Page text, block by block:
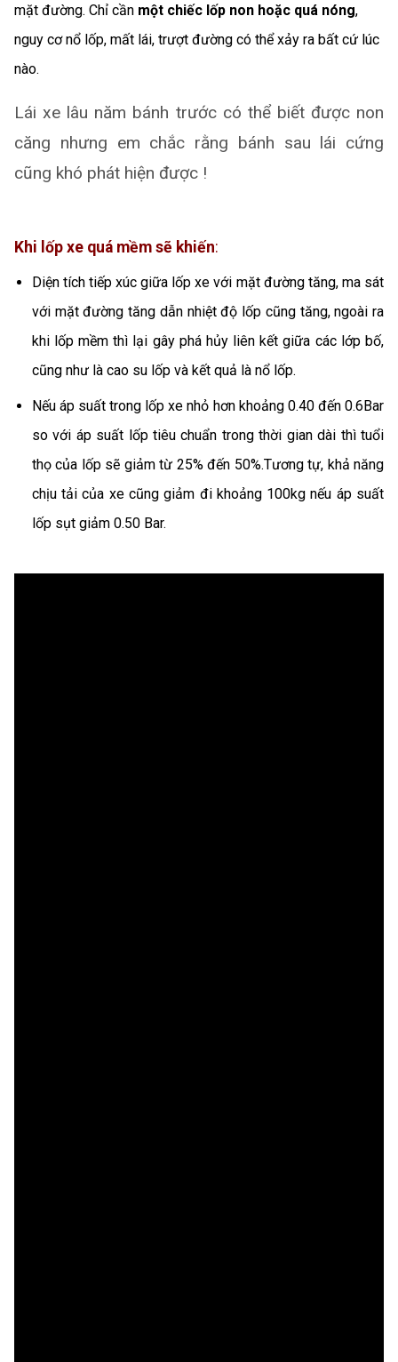
mặt đường. Chỉ cần một chiếc lốp non hoặc quá nóng,
nguy cơ nổ lốp, mất lái, trượt đường có thể xảy ra bất cứ lúc
nào.
Lái xe lâu năm bánh trước có thể biết được non
căng nhưng em chắc rằng bánh sau lái cứng
cũng khó phát hiện được !
Khi lốp xe quá mềm sẽ khiến:
Diện tích tiếp xúc giữa lốp xe với mặt đường tăng, ma sát
với mặt đường tăng dẫn nhiệt độ lốp cũng tăng, ngoài ra
khi lốp mềm thì lại gây phá hủy liên kết giữa các lớp bố,
cũng như là cao su lốp và kết quả là nổ lốp.
Nếu áp suất trong lốp xe nhỏ hơn khoảng 0.40 đến 0.6Bar
so với áp suất lốp tiêu chuẩn trong thời gian dài thì tuổi
thọ của lốp sẽ giảm từ 25% đến 50%.Tương tự, khả năng
chịu tải của xe cũng giảm đi khoảng 100kg nếu áp suất
lốp sụt giảm 0.50 Bar.